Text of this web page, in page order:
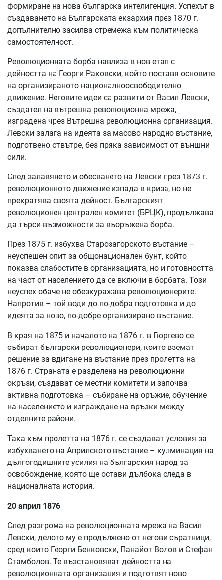
формиране на нова българска интелигенция. Успехът в
създаването на Българската екзархия през 1870 г.
допълнително засилва стремежа към политическа
самостоятелност.
Революционната борба навлиза в нов етап с
дейността на Георги Раковски, който поставя основите
на организираното националноосвободително
движение. Неговите идеи са развити от Васил Левски,
създател на вътрешна революционна мрежа,
изградена чрез Вътрешна революционна организация.
Левски залага на идеята за масово народно въстание,
подготвено отвътре, без пряка зависимост от външни
сили.
След залавянето и обесването на Левски през 1873 г.
революционното движение изпада в криза, но не
прекратява своята дейност. Българският
революционен централен комитет (БРЦК), продължава
да търси възможности за въоръжена борба.
През 1875 г. избухва Старозагорското въстание –
неуспешен опит за общонационален бунт, който
показва слабостите в организацията, но и готовността
на част от населението да се включи в борбата. Този
неуспех обаче не обезкуражава революционерите.
Напротив – той води до по-добра подготовка и до
идеята за ново, по-добре организирано въстание.
В края на 1875 и началото на 1876 г. в Гюргево се
събират български революционери, които вземат
решение за вдигане на въстание през пролетта на
1876 г. Страната е разделена на революционни
окръзи, създават се местни комитети и започва
активна подготовка – събиране на оръжие, обучение
на населението и изграждане на връзки между
отделните райони.
Така към пролетта на 1876 г. се създават условия за
избухването на Априлското въстание – кулминация на
дългогодишните усилия на българския народ за
освобождение, която ще остави дълбока следа в
националната история.
20 април 1876
След разгрома на революционната мрежа на Васил
Левски, делото му е продължено от негови съратници,
сред които Георги Бенковски, Панайот Волов и Стефан
Стамболов. Те възстановяват дейността на
революционната организация и подготвят ново